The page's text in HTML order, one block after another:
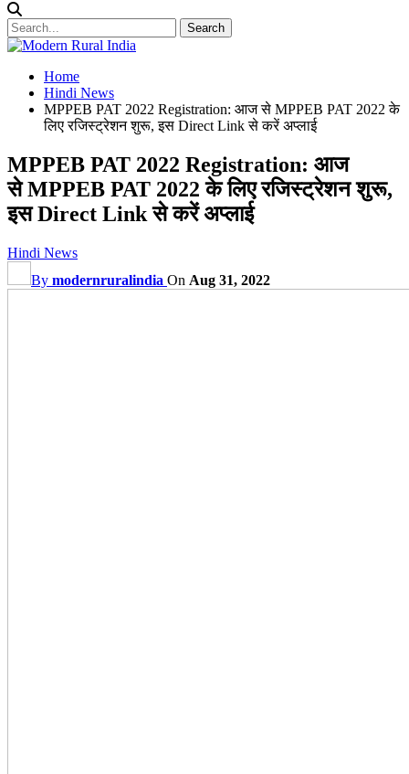
Home
Hindi News
MPPEB PAT 2022 Registration: आज से MPPEB PAT 2022 के
लिए रजिस्ट्रेशन शुरू, इस Direct Link से करें अप्लाई
MPPEB PAT 2022 Registration: आज
से MPPEB PAT 2022 के लिए रजिस्ट्रेशन शुरू,
इस Direct Link से करें अप्लाई
Hindi News
By modernruralindia On Aug 31, 2022